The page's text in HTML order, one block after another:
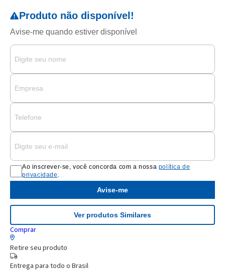
Ao inscrever-se, você concorda com a nossa política de
privacidade
Avise-me
Ver produtos Similares
Comprar
Retire seu produto
Entrega para todo o Brasil